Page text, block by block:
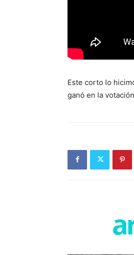
Este corto lo
ganó en la